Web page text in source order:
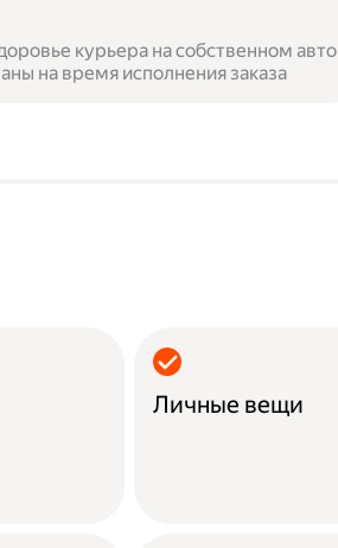
курьера на собственном авто
на время исполнения заказа
Личные вещи